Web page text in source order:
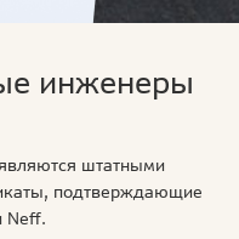
инженеры
штатными
подтверждающие
Neff.